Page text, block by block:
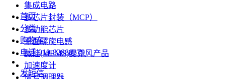
集成电路
多芯片封装（MCP）
多功能芯片
平面螺旋电感
微硅(MEMS)麦克风产品
加速度计
首页
分类
购物车
电话 010-82888379
发短信